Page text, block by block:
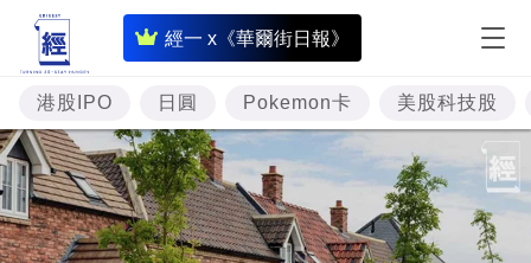
經一 x《華爾街日報》
即
時
財
經
專
題
投
港股IPO 日圓 Pokemon卡 美股科技股